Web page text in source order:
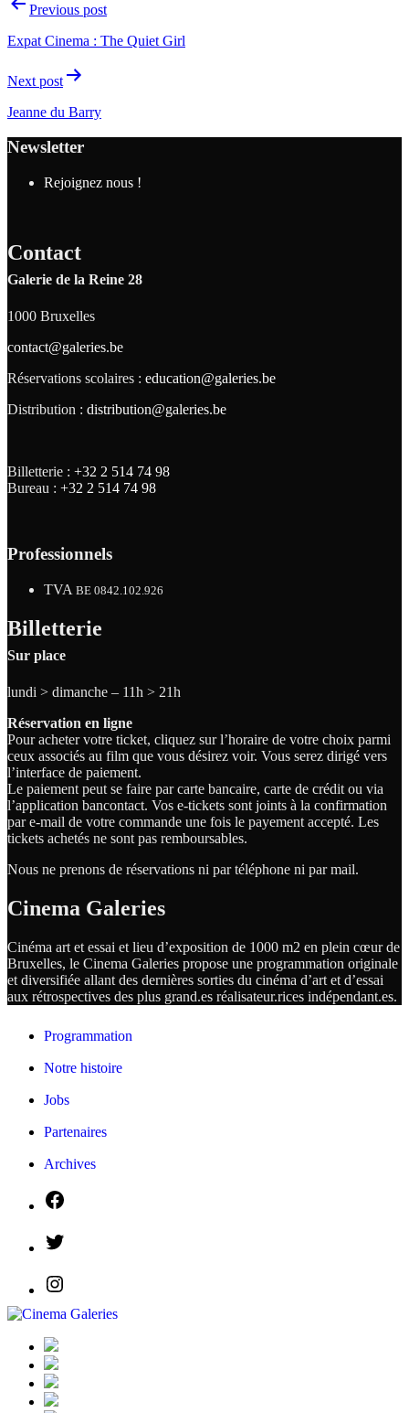
Previous post
Expat Cinema : The Quiet Girl
Next post
Jeanne du Barry
Newsletter
Rejoignez nous !
Contact
Galerie de la Reine 28
1000 Bruxelles
contact@galeries.be
Réservations scolaires : education@galeries.be
Distribution : distribution@galeries.be
Billetterie : +32 2 514 74 98
Bureau : +32 2 514 74 98
Professionnels
TVA BE 0842.102.926
Billetterie
Sur place
lundi > dimanche – 11h > 21h
Réservation en ligne
Pour acheter votre ticket, cliquez sur l’horaire de votre choix parmi
ceux associés au film que vous désirez voir. Vous serez dirigé vers
l’interface de paiement.
Le paiement peut se faire par carte bancaire, carte de crédit ou via
l’application bancontact. Vos e-tickets sont joints à la confirmation
par e-mail de votre commande une fois le payement accepté. Les
tickets achetés ne sont pas remboursables.
Nous ne prenons de réservations ni par téléphone ni par mail.
Cinema Galeries
Cinéma art et essai et lieu d’exposition de 1000 m2 en plein cœur de
Bruxelles, le Cinema Galeries propose une programmation originale
et diversifiée allant des dernières sorties du cinéma d’art et d’essai
aux rétrospectives des plus grand.es réalisateur.rices indépendant.es.
Programmation
Notre histoire
Jobs
Partenaires
Archives